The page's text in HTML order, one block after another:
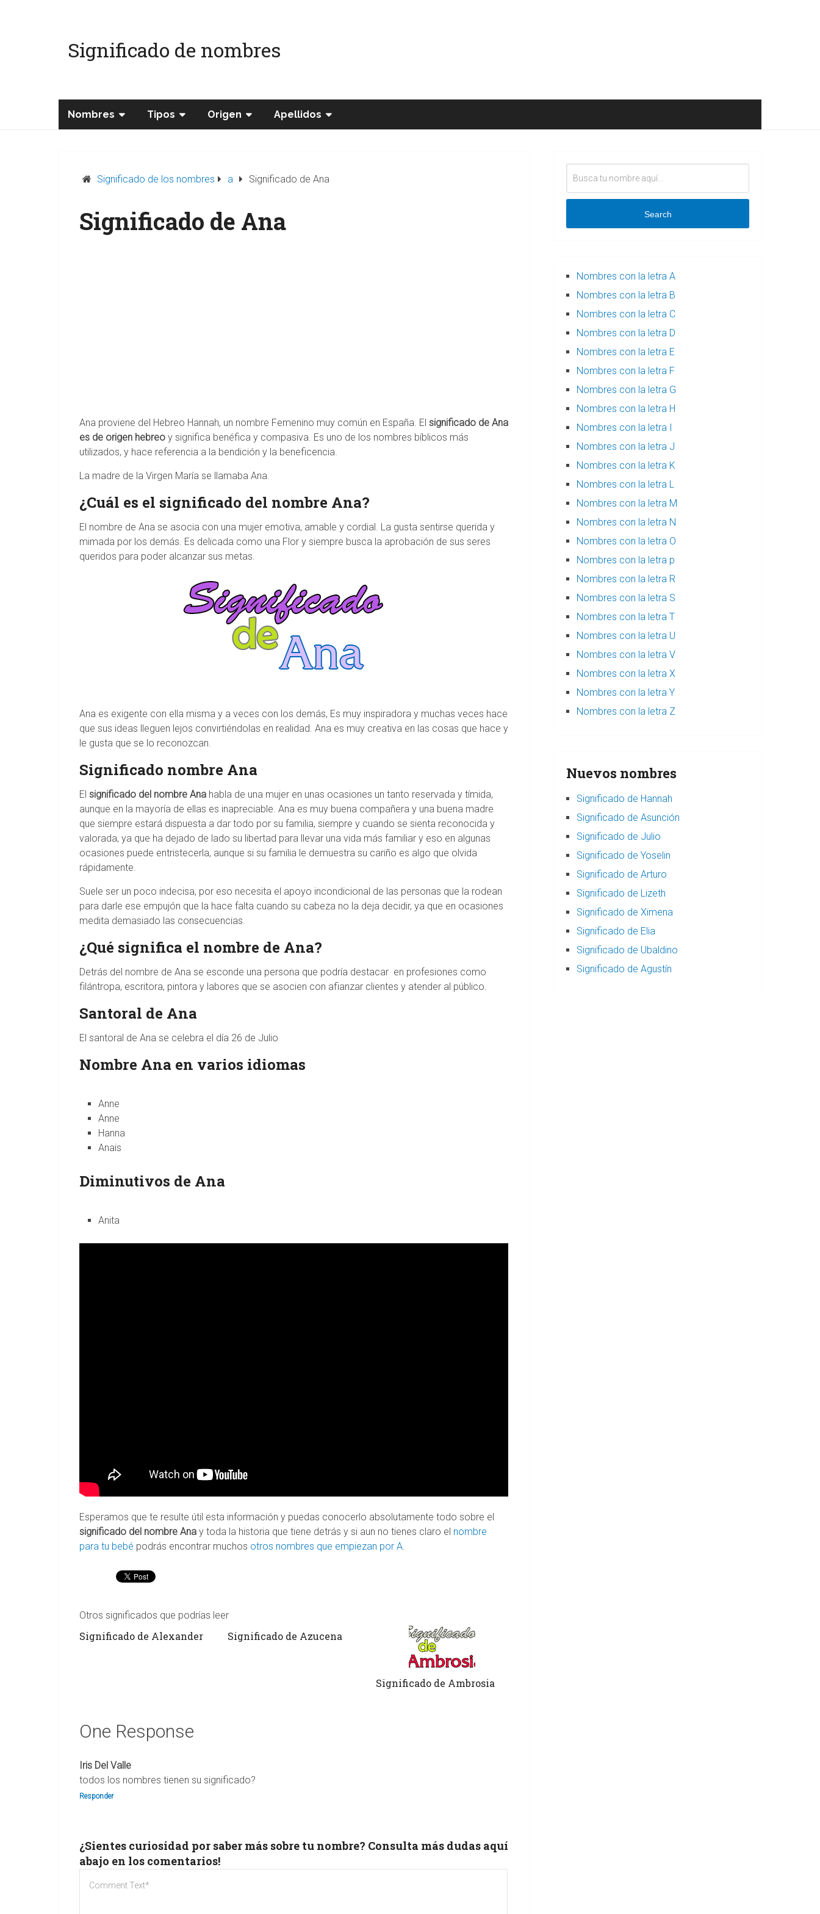
Significado de nombres
Nombres Tipos Origen Apellidos
Significado de los nombres a Significado de Ana
Significado de Ana
Ana proviene del Hebreo Hannah, un nombre Femenino muy común en España. Elsignificado de Ana
es de origen hebreo y significa benéfica y compasiva. Es uno de los nombres bíblicos más
utilizados, y hace referencia a la bendición y la beneficencia.
La madre de la Virgen María se llamaba Ana.
¿Cuál es el significado del nombre Ana?
El nombre de Ana se asocia con una mujer emotiva, amable y cordial. La gusta sentirse querida y
mimada por los demás. Es delicada como una Flor y siempre busca la aprobación de sus seres
queridos para poder alcanzar sus metas.
Ana es exigente con ella misma y a veces con los demás, Es muy inspiradora y muchas veces hace
que sus ideas lleguen lejos convirtiéndolas en realidad. Ana es muy creativa en las cosas que hace y
le gusta que se lo reconozcan.
Significado nombre Ana
Elsignificado del nombre Ana habla de una mujer en unas ocasiones un tanto reservada y tímida,
aunque en la mayoría de ellas es inapreciable. Ana es muy buena compañera y una buena madre
que siempre estará dispuesta a dar todo por su familia, siempre y cuando se sienta reconocida y
valorada, ya que ha dejado de lado su libertad para llevar una vida más familiar y eso en algunas
ocasiones puede entristecerla, aunque si su familia le demuestra su cariño es algo que olvida
rápidamente.
Suele ser un poco indecisa, por eso necesita el apoyo incondicional de las personas que la rodean
para darle ese empujón que la hace falta cuando su cabeza no la deja decidir, ya que en ocasiones
medita demasiado las consecuencias.
¿Qué significa el nombre de Ana?
Detrás del nombre de Ana se esconde una persona que podría destacar en profesiones como
filántropa, escritora, pintora y labores que se asocien con afianzar clientes y atender al público.
Santoral de Ana
El santoral de Ana se celebra el día 26 de Julio
Nombre Ana en varios idiomas
Anne
Anne
Hanna
Anais
Diminutivos de Ana
Anita
Esperamos que te resulte útil esta información y puedas conocerlo absolutamente todo sobre el
significado del nombre Anay toda la historia que tiene detrás y si aun no tienes claro el nombre
para tu bebé podrás encontrar muchos otros nombres que empiezan por A
Otros significados que podrías leer
Significado de Alexander Significado de Azucena
Significado de Ambrosia
One Response
Iris Del Valle
todos los nombres tienen su significado?
Responder
¿Sientes curiosidad por saber más sobre tu nombre? Consulta más dudas aquí
abajo en los comentarios!
Search
Nombres con la letra A
Nombres con la letra B
Nombres con la letra C
Nombres con la letra D
Nombres con la letra E
Nombres con la letra F
Nombres con la letra G
Nombres con la letra H
Nombres con la letra I
Nombres con la letra J
Nombres con la letra K
Nombres con la letra L
Nombres con la letra M
Nombres con la letra N
Nombres con la letra O
Nombres con la letra p
Nombres con la letra R
Nombres con la letra S
Nombres con la letra T
Nombres con la letra U
Nombres con la letra V
Nombres con la letra X
Nombres con la letra Y
Nombres con la letra Z
Nuevos nombres
Significado de Hannah
Significado de Asunción
Significado de Julio
Significado de Yoselin
Significado de Arturo
Significado de Lizeth
Significado de Ximena
Significado de Elia
Significado de Ubaldino
Significado de Agustín